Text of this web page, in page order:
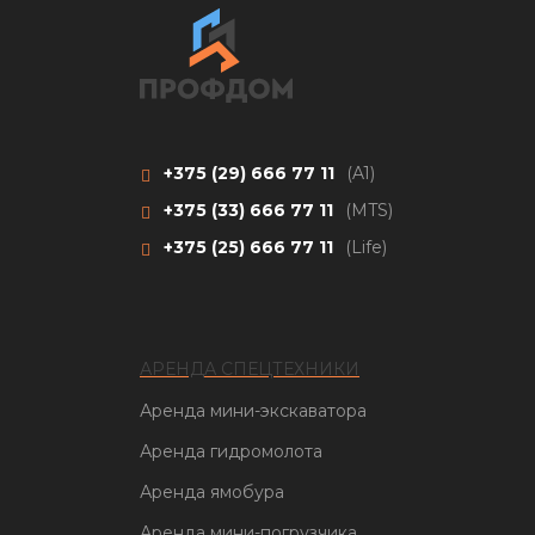
+375 (29) 666 77 11
(A1)
+375 (33) 666 77 11
(MTS)
+375 (25) 666 77 11 (Life)
АРЕНДА СПЕЦТЕХНИКИ
Аренда мини-экскаватора
Аренда гидромолота
Аренда ямобура